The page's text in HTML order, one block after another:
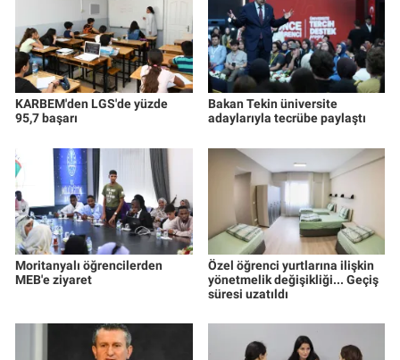
KARBEM'den LGS'de yüzde
95,7 başarı
Bakan Tekin üniversite
adaylarıyla tecrübe paylaştı
Moritanyalı öğrencilerden
MEB'e ziyaret
Özel öğrenci yurtlarına ilişkin
yönetmelik değişikliği... Geçiş
süresi uzatıldı